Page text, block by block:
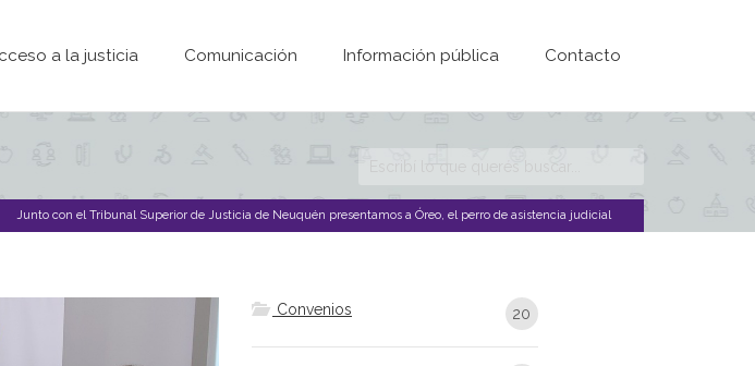
a la justicia Comunicación Información pública Contacto
Formulario de
búsqueda
Junto con el Tribunal Superior de Justicia de Neuquén presentamos a Óreo, el perro de asistencia judicial
Convenios 20